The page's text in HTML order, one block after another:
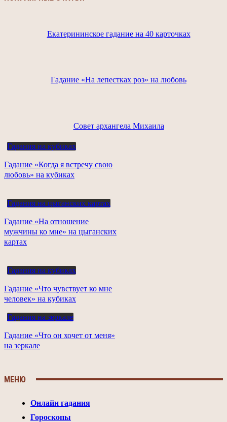
Екатерининское гадание на 40 карточках
Гадание «На лепестках роз» на любовь
Совет архангела Михаила
Гадания на кубиках
Гадание «Когда я встречу свою
любовь» на кубиках
Гадания на цыганских картах
Гадание «На отношение
мужчины ко мне» на цыганских
картах
Гадания на кубиках
Гадание «Что чувствует ко мне
человек» на кубиках
Гадания на зеркале
Гадание «Что он хочет от меня»
на зеркале
МЕНЮ
Онлайн гадания
Гороскопы